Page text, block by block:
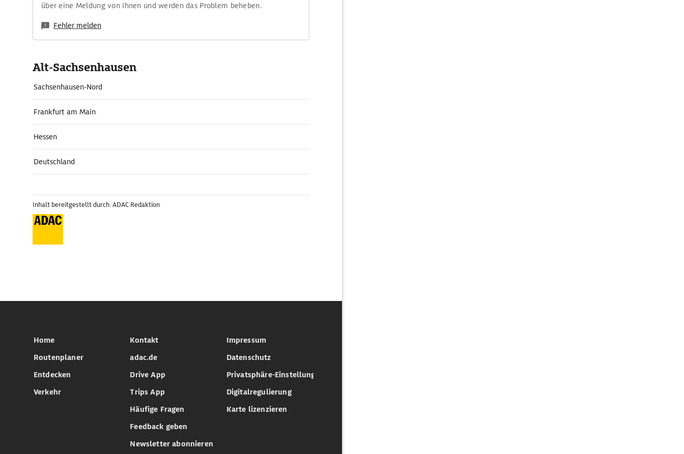
über eine Meldung von Ihnen und werden das Problem beheben.
Fehler melden
Alt-Sachsenhausen
Sachsenhausen-Nord
Frankfurt am Main
Hessen
Deutschland
Inhalt bereitgestellt durch: ADAC Redaktion
Home
Routenplaner
Entdecken
Verkehr
Kontakt
adac.de
Drive App
Trips App
Häufige Fragen
Feedback geben
Newsletter abonnieren
Impressum
Datenschutz
Privatsphäre-Einstellungen
Digitalregulierung
Karte lizenzieren